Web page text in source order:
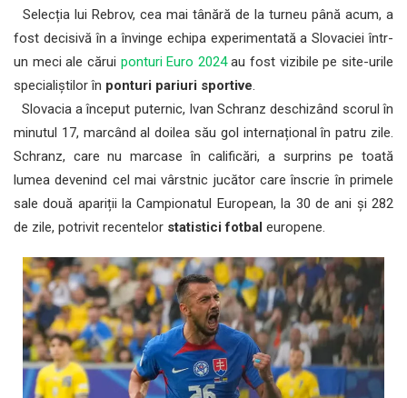
Selecția lui Rebrov, cea mai tânără de la turneu până acum, a
fost decisivă în a învinge echipa experimentată a Slovaciei într-
un meci ale cărui ponturi Euro 2024au fost vizibile pe site-urile
specialiștilor în ponturi pariuri sportive.
Slovacia a început puternic, Ivan Schranz deschizând scorul în
minutul 17, marcând al doilea său gol internațional în patru zile.
Schranz, care nu marcase în calificări, a surprins pe toată
lumea devenind cel mai vârstnic jucător care înscrie în primele
sale două apariții la Campionatul European, la 30 de ani și 282
de zile, potrivit recentelor statistici fotbal europene.